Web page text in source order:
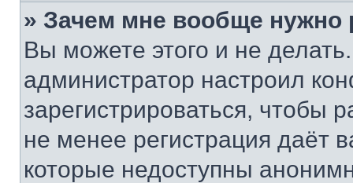
» Зачем мне вообще нужно
Вы можете этого и не
администратор настроил
зарегистрироваться, чтобы
не менее регистрация даёт
которые недоступны